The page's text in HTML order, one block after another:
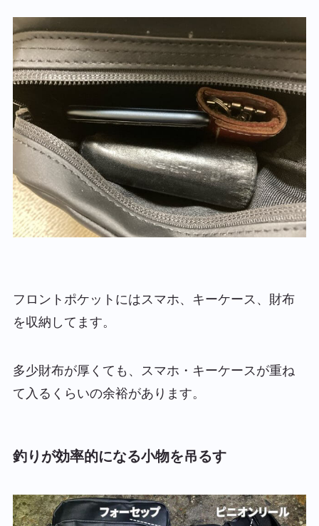
フロントポケットにはスマホ、キーケース、財布
を収納してます。
多少財布が厚くても、スマホ・キーケースが重ね
て入るくらいの余裕があります。
釣りが効率的になる小物を吊るす